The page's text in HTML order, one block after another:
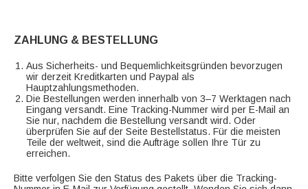
ZAHLUNG & BESTELLUNG
Aus Sicherheits- und Bequemlichkeitsgründen bevorzugen
wir derzeit Kreditkarten und Paypal als
Hauptzahlungsmethoden.
Die Bestellungen werden innerhalb von 3–7 Werktagen nach
Eingang versandt. Eine Tracking-Nummer wird per E-Mail an
Sie nur, nachdem die Bestellung versandt wird. Oder
überprüfen Sie auf der Seite Bestellstatus. Für die meisten
Teile der weltweit, sind die Aufträge sollen Ihre Tür zu
erreichen.
Bitte verfolgen Sie den Status des Pakets über die Tracking-